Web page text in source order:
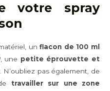
votre spray
unflacon de 100 ml
, une petite éprouvette et
. N’oubliez pas également, de
travailler sur une zone